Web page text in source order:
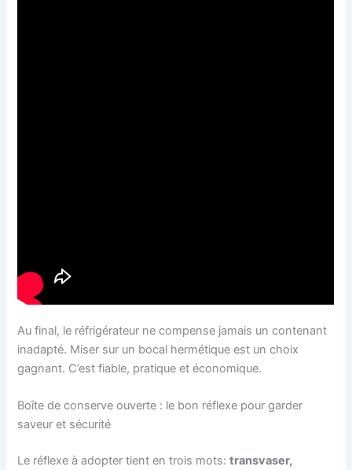
Au final, le réfrigérateur ne compense jamais un contenant
inadapté. Miser sur un bocal hermétique est un choix
gagnant. C’est fiable, pratique et économique.
Boîte de conserve ouverte : le bon réflexe pour garder
saveur et sécurité
Le réflexe à adopter tient en trois mots:transvaser,